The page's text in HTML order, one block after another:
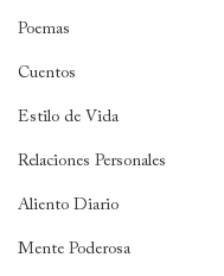
Poemas
Cuentos
Estilo de Vida
Relaciones Personales
Aliento Diario
Mente Poderosa